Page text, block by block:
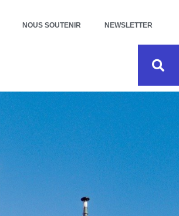
NOUS SOUTENIR NEWSLETTER